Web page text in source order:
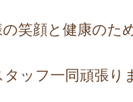
の笑顔と健康のた
ッフ一同頑張り